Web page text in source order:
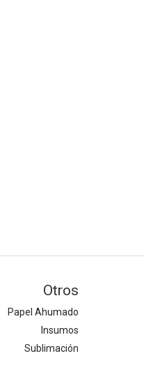
Otros
Papel Ahumado
Insumos
Sublimación